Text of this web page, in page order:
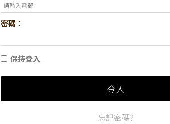
密碼：
保持登入
登入
忘記密碼?